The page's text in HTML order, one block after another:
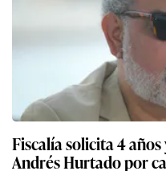
Fiscalía solicita 4
Andrés Hurtado por